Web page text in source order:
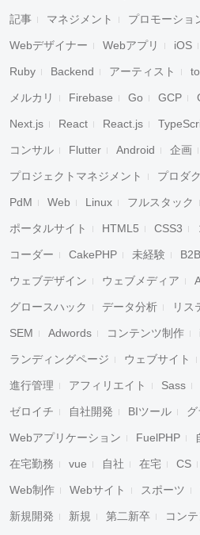
キャンセル
記事 マネジメント プロモーショ
Webデザイナー Webアプリ iOS
Ruby Backend アーティスト
メルカリ Firebase Go GCP
Next.js React React.js
コンサル Flutter Android 企画
プロジェクトマネジメント プロダ
PdM Web Linux フルスタック
ポータルサイト HTML5 CSS3
コーダー CakePHP 未経験 B2B
ウェブデザイン ウェブメディア
グロースハック データ分析 リス
SEM Adwords コンテンツ制作
ランディングページ ウェブサイト
進行管理 アフィリエイト Sass
ゼロイチ 自社開発 BIツール
Webアプリケーション FuelPHP
在宅勤務 vue 自社 在宅 CS
Web制作 Webサイト スポーツ
新規開発 新規 第二新卒 コン